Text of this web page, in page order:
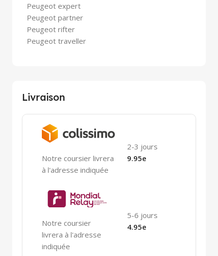
Peugeot expert
Peugeot partner
Peugeot rifter
Peugeot traveller
Livraison
Notre coursier livrera
à l'adresse indiquée
2-3 jours
9.95e
Notre coursier
livrera à l'adresse
indiquée
5-6 jours
4.95e